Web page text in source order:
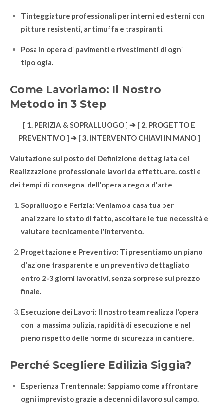
Tinteggiature professionali per interni ed esterni con
pitture resistenti, antimuffa e traspiranti.
Posa in opera di pavimenti e rivestimenti di ogni
tipologia.
Come Lavoriamo: Il Nostro
Metodo in 3 Step
[ 1. PERIZIA & SOPRALLUOGO ] ➔ [ 2. PROGETTO E
PREVENTIVO ] ➔ [ 3. INTERVENTO CHIAVI IN MANO ]
Valutazione sul posto dei Definizione dettagliata dei
Realizzazione professionale lavori da effettuare. costi e
dei tempi di consegna. dell'opera a regola d'arte.
Sopralluogo e Perizia: Veniamo a casa tua per
analizzare lo stato di fatto, ascoltare le tue necessità e
valutare tecnicamente l'intervento.
Progettazione e Preventivo: Ti presentiamo un piano
d'azione trasparente e un preventivo dettagliato
entro 2-3 giorni lavorativi, senza sorprese sul prezzo
finale.
Esecuzione dei Lavori: Il nostro team realizza l'opera
con la massima pulizia, rapidità di esecuzione e nel
pieno rispetto delle norme di sicurezza in cantiere.
Perché Scegliere Edilizia Siggia?
Esperienza Trentennale: Sappiamo come affrontare
ogni imprevisto grazie a decenni di lavoro sul campo.